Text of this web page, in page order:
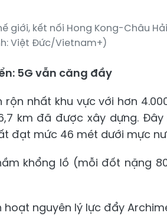
giới, kết nối Hong Kong-Châu
Việt Đức/Vietnam+)
5G vẫn căng đầy
nhất khu vực với hơn
km đã được xây dựng.
đạt mức 46 mét dưới mực
khổng lồ (mỗi đốt nặng
nguyên lý lực đẩy